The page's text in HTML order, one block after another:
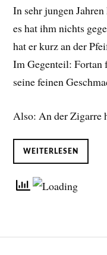
In sehr jungen
es hat ihm nichts
hat er kurz an der
Im Gegenteil: Fortan
seine feinen
Also: An der Zigarre
WEITERLESEN